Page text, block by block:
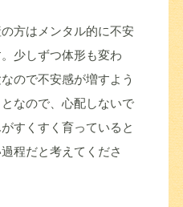
方はメンタル的に不安
少しずつ体形も変わ
ので不安感が増すよう
なので、心配しないで
すくすく育っていると
程だと考えてくださ